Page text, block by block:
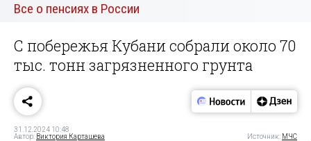
Все о пенсиях в России
С побережья Кубани собрали около 70
тыс. тонн загрязненного грунта
31.12.2024 10:48
Автор: Виктория Карташева Источник: МЧС